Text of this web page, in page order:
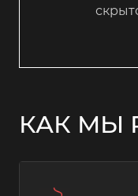
КАК МЫ